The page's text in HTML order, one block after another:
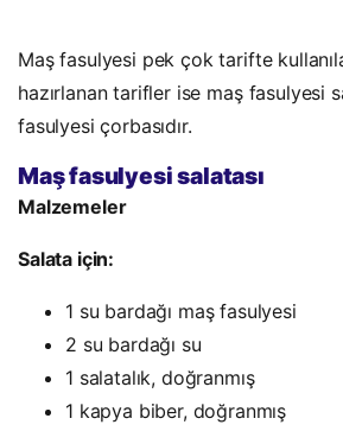
Maş fasulyesi pek çok tarifte
hazırlanan tarifler ise maş fasulyesi
fasulyesi çorbasıdır.
Maş fasulyesi salatası
Malzemeler
Salata için:
1 su bardağı maş fasulyesi
2 su bardağı su
1 salatalık, doğranmış
1 kapya biber, doğranmış